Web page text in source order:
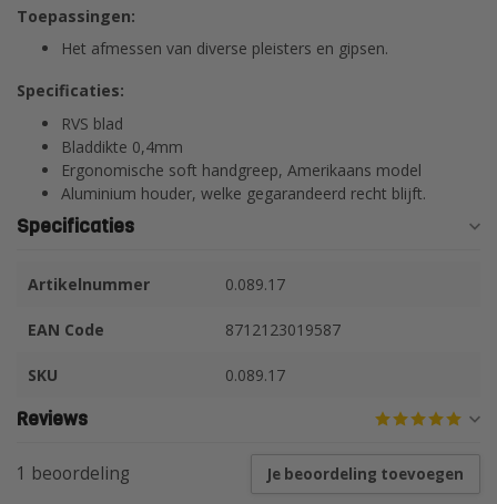
Toepassingen:
Het afmessen van diverse pleisters en gipsen.
Specificaties:
RVS blad
Bladdikte 0,4mm
Ergonomische soft handgreep, Amerikaans model
Aluminium houder, welke gegarandeerd recht blijft.
Specificaties
Artikelnummer 0.089.17
EAN Code 8712123019587
SKU 0.089.17
Reviews
1 beoordeling Je beoordeling toevoegen